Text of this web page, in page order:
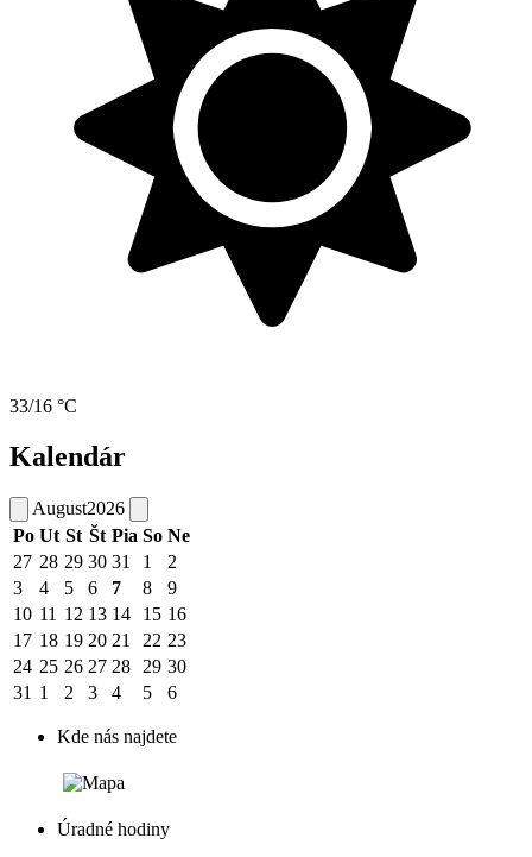
33/16 °C
Kalendár
August2026
Po Ut St Št Pia So Ne
27 28 29 30 31 1
2
3
4 5 6 7 8
9
10 11 12 13 14 15 16
17 18 19 20 21 22 23
24 25 26 27 28 29 30
31 1 2 3 4 5 6
Kde nás najdete
Úradné hodiny